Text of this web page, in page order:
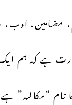
مضامین،
ہے کہ ہم
“مکالمہ”